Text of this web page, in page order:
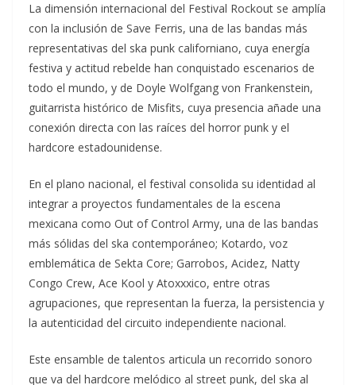
La dimensión internacional del Festival Rockout se amplía
con la inclusión de Save Ferris, una de las bandas más
representativas del ska punk californiano, cuya energía
festiva y actitud rebelde han conquistado escenarios de
todo el mundo, y de Doyle Wolfgang von Frankenstein,
guitarrista histórico de Misfits, cuya presencia añade una
conexión directa con las raíces del horror punk y el
hardcore estadounidense.
En el plano nacional, el festival consolida su identidad al
integrar a proyectos fundamentales de la escena
mexicana como Out of Control Army, una de las bandas
más sólidas del ska contemporáneo; Kotardo, voz
emblemática de Sekta Core; Garrobos, Acidez, Natty
Congo Crew, Ace Kool y Atoxxxico, entre otras
agrupaciones, que representan la fuerza, la persistencia y
la autenticidad del circuito independiente nacional.
Este ensamble de talentos articula un recorrido sonoro
que va del hardcore melódico al street punk, del ska al